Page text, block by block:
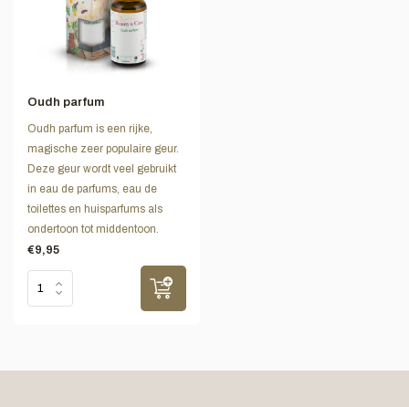
Oudh parfum
Oudh parfum is een rijke,
magische zeer populaire geur.
Deze geur wordt veel gebruikt
in eau de parfums, eau de
toilettes en huisparfums als
ondertoon tot middentoon.
€9,95